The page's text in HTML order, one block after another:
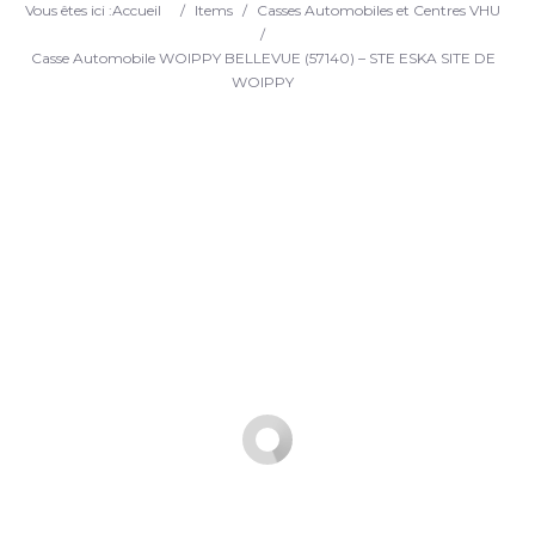
Vous êtes ici :Accueil / Items / Casses Automobiles et Centres VHU
/
Casse Automobile WOIPPY BELLEVUE (57140) – STE ESKA SITE DE
WOIPPY